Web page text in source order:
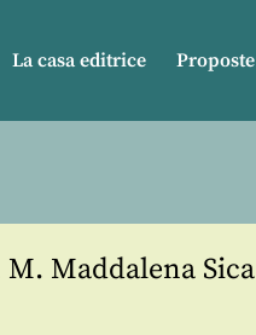
La casa editrice Proposte
M. Maddalena Sica